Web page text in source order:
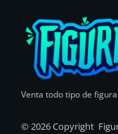
Venta todo tipo de
© 2026 Copyright